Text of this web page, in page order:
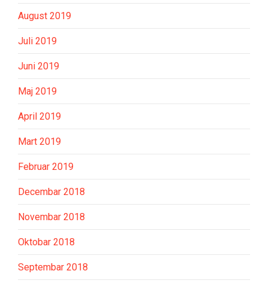
August 2019
Juli 2019
Juni 2019
Maj 2019
April 2019
Mart 2019
Februar 2019
Decembar 2018
Novembar 2018
Oktobar 2018
Septembar 2018